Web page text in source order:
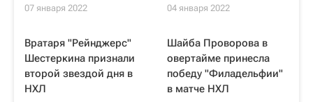
07 января 2022 04 января 2022
Вратаря "Рейнджерс"
Шестеркина признали
второй звездой дня в
НХЛ
Шайба Проворова в
овертайме принесла
победу "Филадельфии"
в матче НХЛ